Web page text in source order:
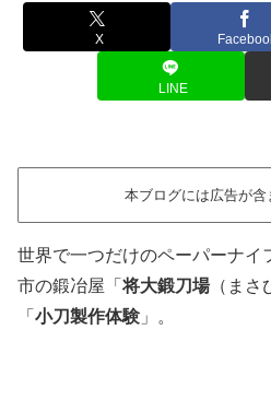
X
LINE
本ブログには広告が含
世界で一つだけのペーパーナイ
市の鍛冶屋「将大鍛刀場（まさ
「 小刀製作体験 」。